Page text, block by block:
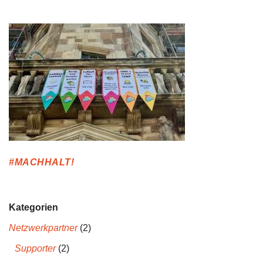
#MACHHALT!
Kategorien
Netzwerkpartner(2)
Supporter(2)